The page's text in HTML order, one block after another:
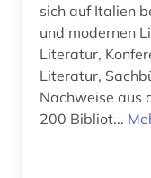
künstler (1)
sich auf Italien
und modernen
Literatur,
Literatur,
Nachweise aus
200 Bibliot...